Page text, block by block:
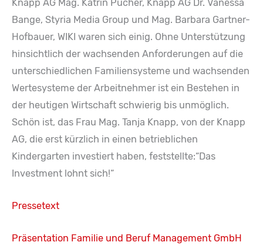
Knapp AG Mag. Katrin Pucher, Knapp AG Dr. Vanessa
Bange, Styria Media Group und Mag. Barbara Gartner-
Hofbauer, WIKI waren sich einig. Ohne Unterstützung
hinsichtlich der wachsenden Anforderungen auf die
unterschiedlichen Familiensysteme und wachsenden
Wertesysteme der Arbeitnehmer ist ein Bestehen in
der heutigen Wirtschaft schwierig bis unmöglich.
Schön ist, das Frau Mag. Tanja Knapp, von der Knapp
AG, die erst kürzlich in einen betrieblichen
Kindergarten investiert haben, feststellte:“Das
Investment lohnt sich!“
Pressetext
Präsentation Familie und Beruf Management GmbH